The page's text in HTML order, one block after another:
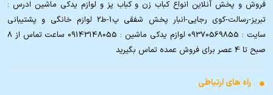
فروش و پخش آنلاین انواع کباب زن و کباب پز و لوازم یدکی ماشین ادرس :
تبریز-رسالت-کوی رجایی-انبار پخش شفقی پ1-ط2 لوازم خانگی و پشتیبانی
سایت : 09370569855 لوازم یدکی ماشین : 09143148055 ساعت تماس از 8
صبح تا 4 عصر برای فروش عمده تماس بگیرید
راه های ارتباطی